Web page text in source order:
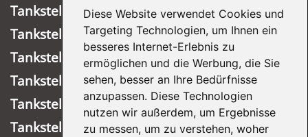
Diese Website verwendet Cookies und
Targeting Technologien, um Ihnen ein
besseres Internet-Erlebnis zu
ermöglichen und die Werbung, die Sie
sehen, besser an Ihre Bedürfnisse
anzupassen. Diese Technologien
nutzen wir außerdem, um Ergebnisse
zu messen, um zu verstehen, woher
Tankstelle Overath
Tankstelle Meinerzhagen
Tankstelle Lastrup Nord
Tankstelle Köln-Mülheim
Tankstelle Wiehl
Tankstelle Marienheide